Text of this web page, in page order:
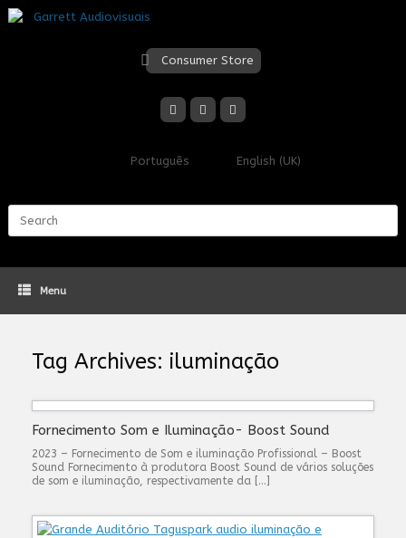
Skip
to
Consumer Store
Português English (UK)
Menu
Tag Archives: iluminação
Fornecimento Som e Iluminação- Boost Sound
2023 – Fornecimento de Som e iluminação Profissional – Boost
Sound Fornecimento à produtora Boost Sound de vários soluções
de som e iluminação, respectivamente da […]